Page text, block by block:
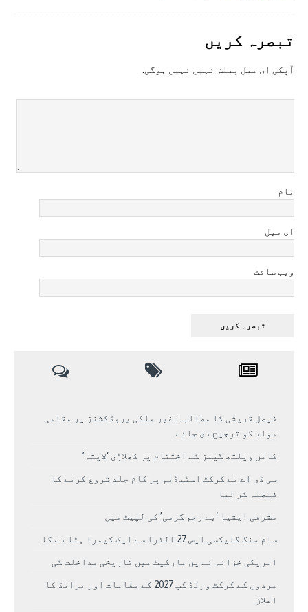
تبصرہ کريں
آپکی ای ميل پبلش نہيں نہيں ہوگی.
نام
ای میل
ویب سائٹ
فیصل قریشی کا مطالبہ: غیر ملکی پروڈکشنز پر مقامی
مواد کو ترجیح دی جائے
کامن ویلتھ گیمز کے اختتام پر کھلاڑی ‘لاپتہ’
سی ڈی اے نے کرکٹ اسٹیڈیم پر کام جلد شروع کرنے کا
فیصلہ کر لیا
مشرقی ایشیا ‘بے رحم گرمی’ کی لپیٹ میں
سام سنگ گلیکسی ایس 27 الٹرا سے ایک کیمرا ہٹا دے گا.
امریکی خزانہ نے ین مارکیٹ میں تاریخی مداخلت کی
مردوں کے کرکٹ ورلڈ کپ 2027 کے مقامات اور برانڈ کا
اعلان